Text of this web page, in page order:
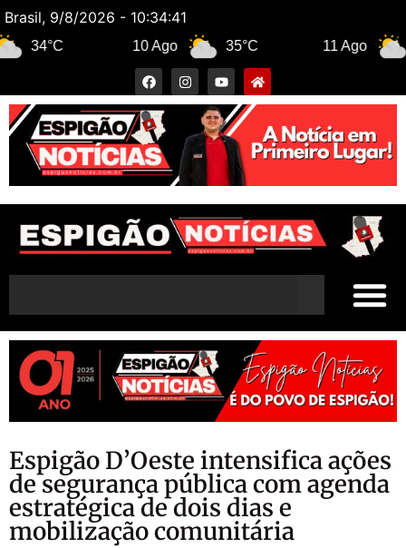
Brasil, 9/8/2026 - 10:34:42
35°C 31°C
Espigão D’Oeste intensifica ações
de segurança pública com agenda
estratégica de dois dias e
mobilização comunitária